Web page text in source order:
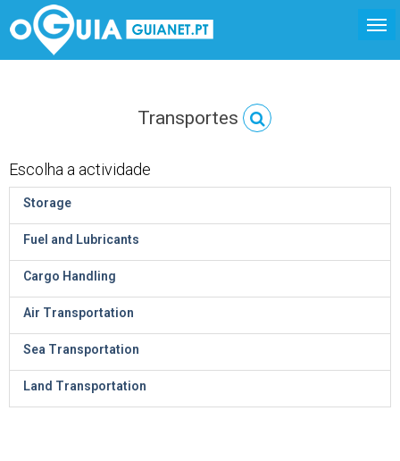
Transportes
Escolha a actividade
Storage
Fuel and Lubricants
Cargo Handling
Air Transportation
Sea Transportation
Land Transportation